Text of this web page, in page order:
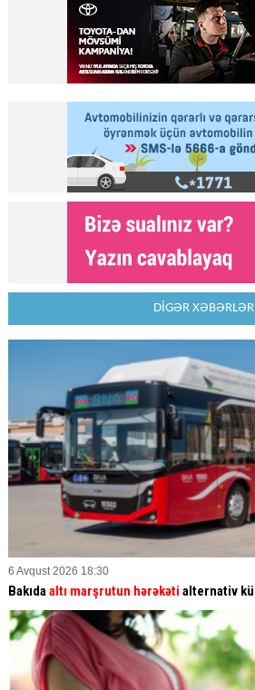
DİGƏR XƏBƏRLƏR
6 Avqust 2026 18:30
Bakıdaaltı marşrutun hərəkəti alternativ